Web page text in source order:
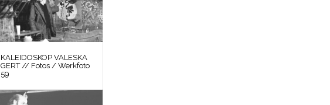
KALEIDOSKOP VALESKA
GERT // Fotos / Werkfoto
59